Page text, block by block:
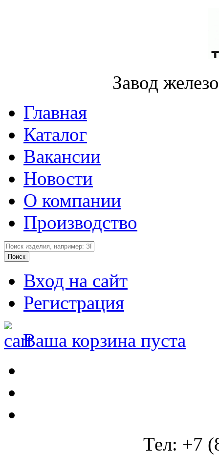
Завод
Главная
Каталог
Вакансии
Новости
О компании
Производство
Вход на сайт
Регистрация
Ваша корзина пуста
Тел: +7